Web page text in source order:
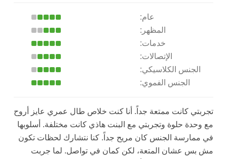
عام:
المظهر:
خدمات:
الإتصالات:
الجنس الكلاسيكي:
الجنس الفموي:
تجربتي كانت ممتعة جداً. أنا كنت خلاص طال عمري عايز أروح
مع وحدة حلوة وتجربتي مع البنت هاذي كانت مختلفة. أسلوبها
في ممارسة الجنس كان مريح جداً. كنا نتشارك لحظات تكون
مش بس عشان المتعة، لكن كمان في تواصل. لما جربت